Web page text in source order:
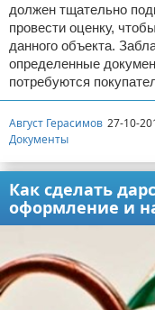
должен тщательно
провести оценку,
данного объекта.
определенные
потребуются
Август Герасимов 27-10-
Документы
Как сделать
оформление и